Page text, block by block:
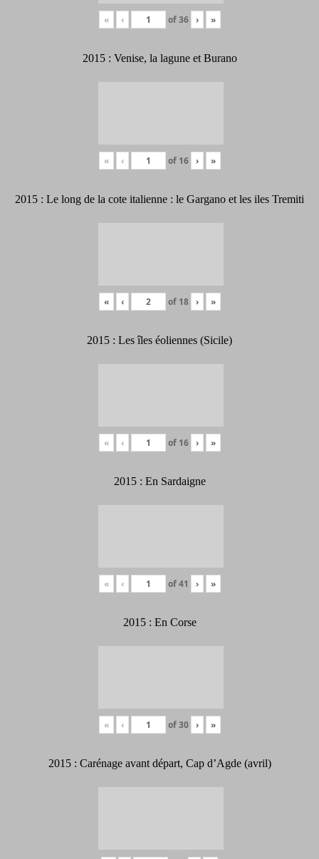
« ‹ of36 › »
2015 : Venise, la lagune et Burano
« ‹ of 16 › »
2015 : Le long de la cote italienne : le Gargano et les iles Tremiti
« ‹ of 18 › »
2015 : Les îles éoliennes (Sicile)
« ‹ of 16 › »
2015 : En Sardaigne
« ‹ of41 › »
2015 : En Corse
« ‹ of30 › »
2015 : Carénage avant départ, Cap d’Agde (avril)